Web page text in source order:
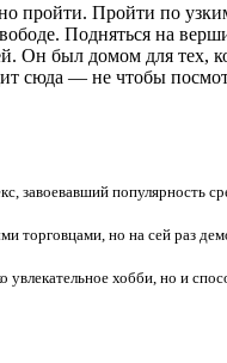
пройти. Пройти по
Подняться на
был домом для тех,
сюда — не чтобы
завоевавший популярность
но на сей раз
хобби, но и